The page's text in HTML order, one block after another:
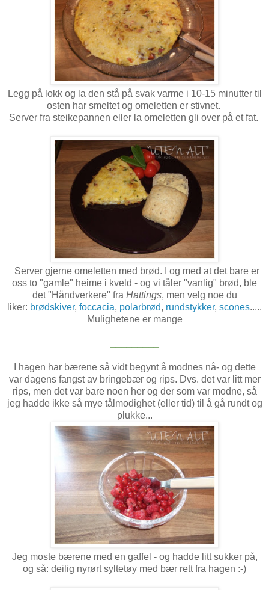
Legg på lokk og la den stå på svak varme i 10-15 minutter til
osten har smeltet og omeletten er stivnet.
Server fra steikepannen eller la omeletten gli over på et fat.
Server gjerne omeletten med brød. I og med at det bare er
oss to "gamle" heime i kveld - og vi tåler "vanlig" brød, ble
det "Håndverkere" fra Hattings, men velg noe du
liker: brødskiver, foccacia, polarbrød, rundstykker, scones.....
Mulighetene er mange
I hagen har bærene så vidt begynt å modnes nå- og dette
var dagens fangst av bringebær og rips. Dvs. det var litt mer
rips, men det var bare noen her og der som var modne, så
jeg hadde ikke så mye tålmodighet (eller tid) til å gå rundt og
plukke...
Jeg moste bærene med en gaffel - og hadde litt sukker på,
og så: deilig nyrørt syltetøy med bær rett fra hagen :-)